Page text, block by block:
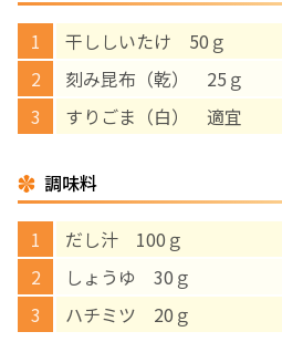
干ししいたけ 50ｇ
刻み昆布（乾） 25ｇ
すりごま（白） 適宜
調味料
だし汁 100ｇ
しょうゆ 30ｇ
ハチミツ 20ｇ
その他の診療
‘さんルーム’ でさまざ
医師プロフ